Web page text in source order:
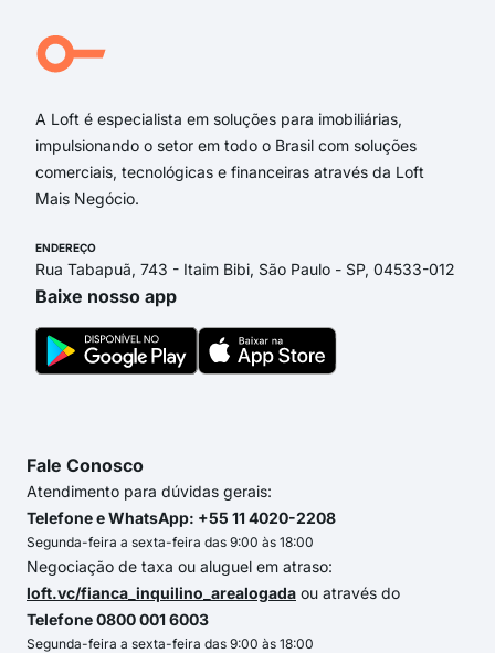
A Loft é especialista em soluções para imobiliárias,
impulsionando o setor em todo o Brasil com soluções
comerciais, tecnológicas e financeiras através da Loft
Mais Negócio.
ENDEREÇO
Rua Tabapuã, 743 - Itaim Bibi, São Paulo - SP, 04533-012
Baixe nosso app
Fale Conosco
Atendimento para dúvidas gerais:
Telefone e WhatsApp: +55 11 4020-2208
Segunda-feira a sexta-feira das 9:00 às 18:00
Negociação de taxa ou aluguel em atraso:
loft.vc/fianca_inquilino_arealogada ou através do
Telefone 0800 001 6003
Segunda-feira a sexta-feira das 9:00 às 18:00